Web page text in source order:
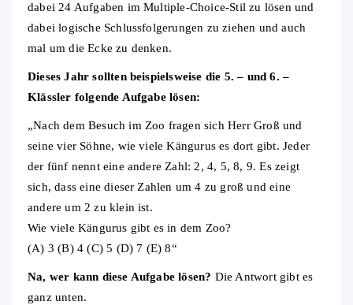
dabei 24 Aufgaben im Multiple-Choice-Stil zu lösen und
dabei logische Schlussfolgerungen zu ziehen und auch
mal um die Ecke zu denken.
Dieses Jahr sollten beispielsweise die 5. – und 6. –
Klässler folgende Aufgabe lösen:
„Nach dem Besuch im Zoo fragen sich Herr Groß und
seine vier Söhne, wie viele Kängurus es dort gibt. Jeder
der fünf nennt eine andere Zahl: 2, 4, 5, 8, 9. Es zeigt
sich, dass eine dieser Zahlen um 4 zu groß und eine
andere um 2 zu klein ist.
Wie viele Kängurus gibt es in dem Zoo?
(A) 3 (B) 4 (C) 5 (D) 7 (E) 8“
Na, wer kann diese Aufgabe lösen? Die Antwort gibt es
ganz unten.